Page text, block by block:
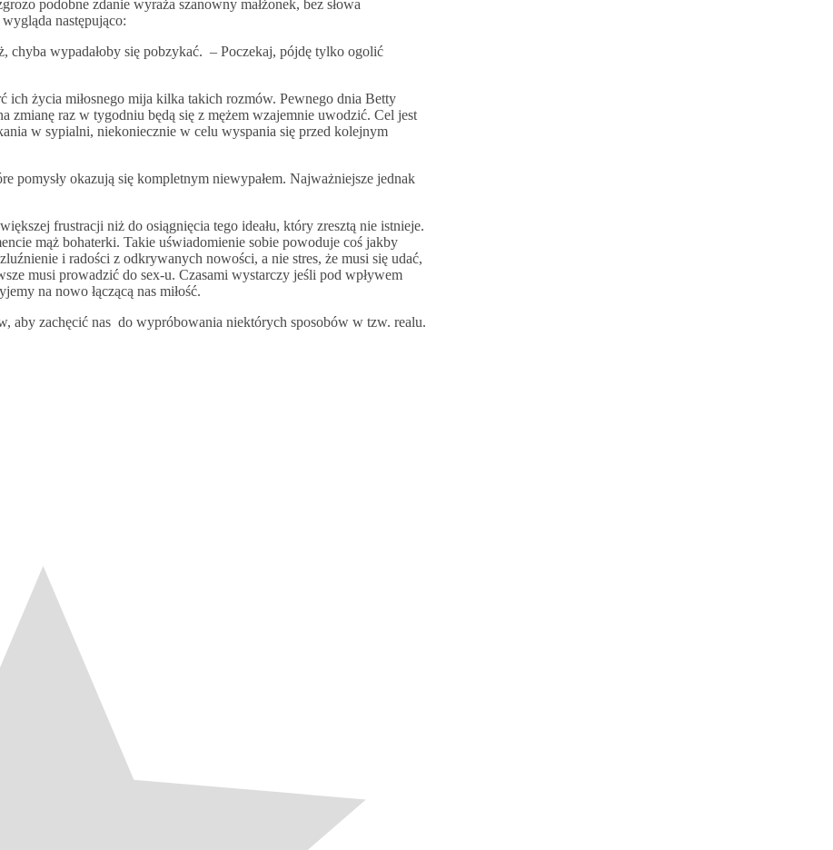
podobne zdanie wyraża szanowny małżonek, bez słowa
następująco:
wypadałoby się pobzykać. – Poczekaj, pójdę tylko ogolić
życia miłosnego mija kilka takich rozmów. Pewnego dnia Betty
zmianę raz w tygodniu będą się z mężem wzajemnie uwodzić. Cel jest
w sypialni, niekoniecznie w celu wyspania się przed kolejnym
pomysły okazują się kompletnym niewypałem. Najważniejsze jednak
frustracji niż do osiągnięcia tego ideału, który zresztą nie istnieje.
mąż bohaterki. Takie uświadomienie sobie powoduje coś jakby
i radości z odkrywanych nowości, a nie stres, że musi się udać,
musi prowadzić do sex-u. Czasami wystarczy jeśli pod wpływem
na nowo łączącą nas miłość.
aby zachęcić nas do wypróbowania niektórych sposobów w tzw. realu.